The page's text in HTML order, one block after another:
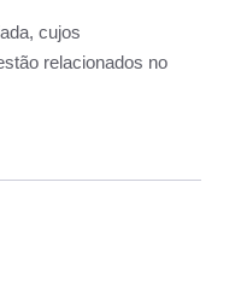
cujos
relacionados no